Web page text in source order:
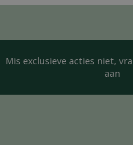
Mis exclusieve acties niet,
aan